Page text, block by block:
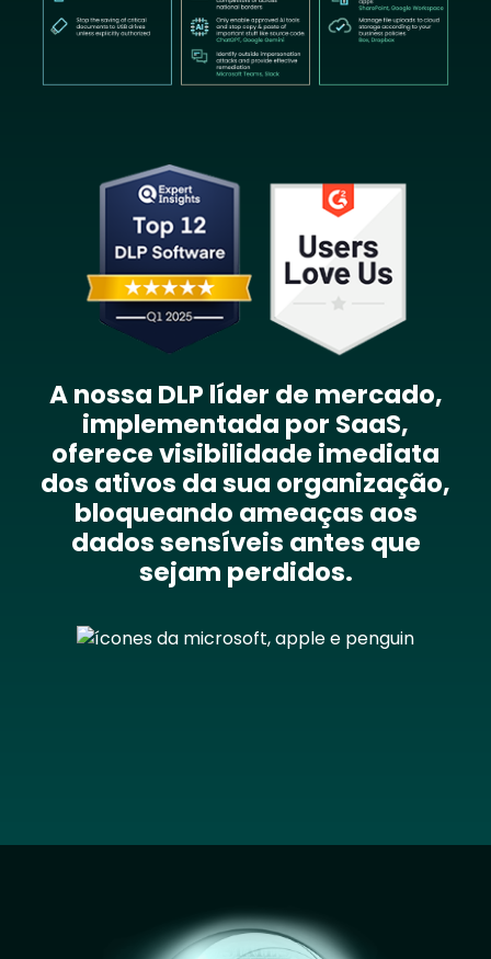
A nossa DLP líder de mercado,
implementada por SaaS,
oferece visibilidade imediata
dos ativos da sua organização,
bloqueando ameaças aos
dados sensíveis antes que
sejam perdidos.